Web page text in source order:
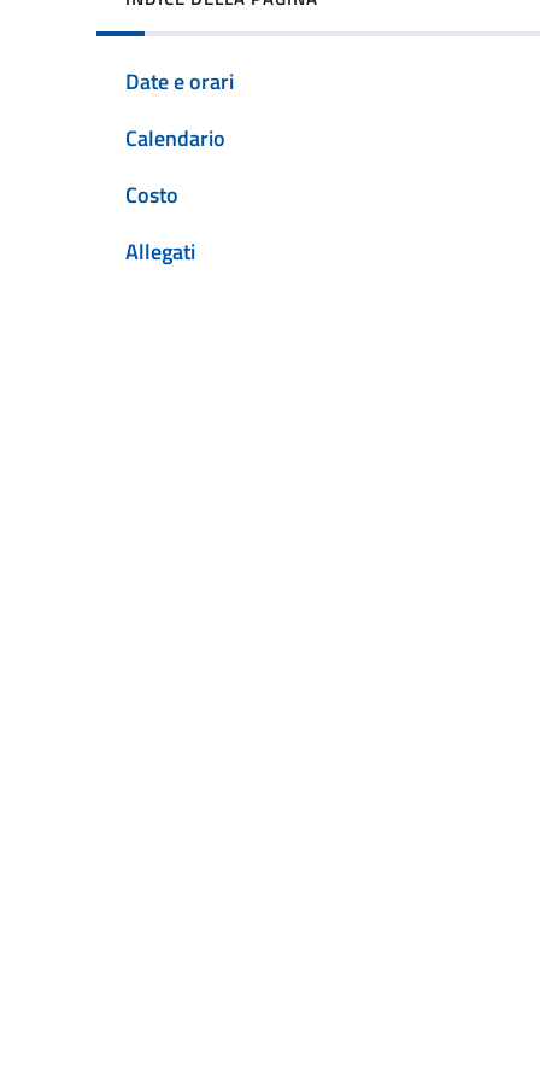
Date e orari
Calendario
Costo
Allegati